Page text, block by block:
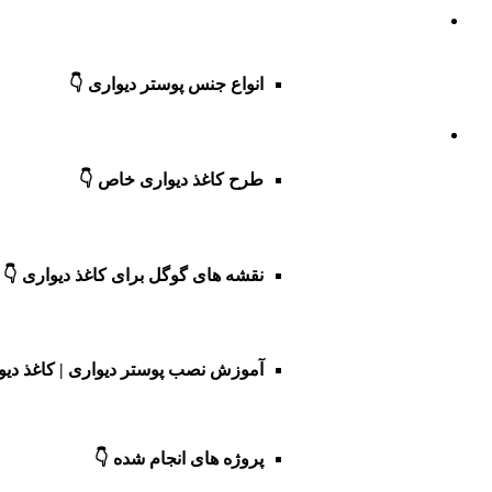
انواع جنس پوستر دیواری 👇
طرح کاغذ دیواری خاص 👇
نقشه های گوگل برای کاغذ دیواری 👇
آموزش نصب پوستر دیواری | کاغذ
پروژه های انجام شده 👇